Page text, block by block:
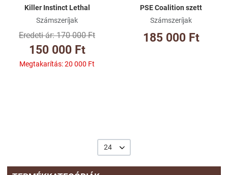
Killer Instinct Lethal
Számszeríjak
170 000 Ft
150 000 Ft
Megtakarítás:20 000 Ft
PSE Coalition szett
Számszeríjak
185 000 Ft
24